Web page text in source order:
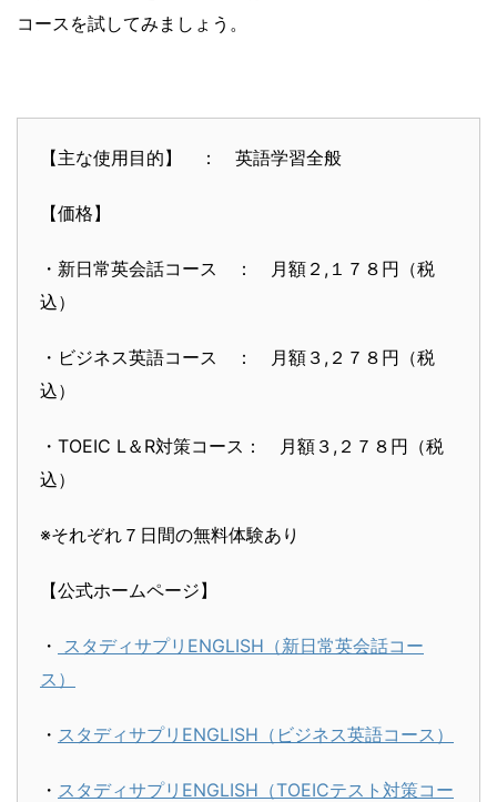
コースを試してみましょう。
【主な使用目的】 ： 英語学習全般
【価格】
・新日常英会話コース ： 月額２,１７８円（税
込）
・ビジネス英語コース ： 月額３,２７８円（税
込）
・TOEIC L＆R対策コース： 月額３,２７８円（税
込）
※それぞれ７日間の無料体験あり
【公式ホームページ】
・
スタディサプリENGLISH（新日常英会話コー
ス）
・ スタディサプリENGLISH（ビジネス英語コース）
・ スタディサプリENGLISH（TOEICテスト対策コー